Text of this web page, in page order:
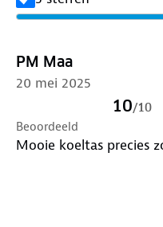
PM Maa
20 mei 2025
10/10
Beoordeeld
Mooie koeltas precies